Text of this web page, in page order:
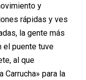
y
rápidas y ves
la gente más
el puente tuve
al que
Carrucha» para la